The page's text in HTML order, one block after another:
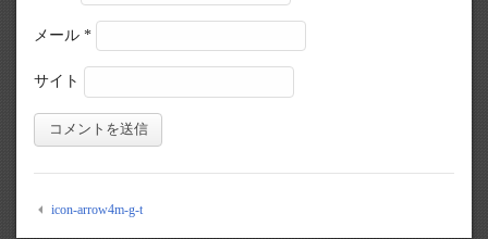
メール *
サイト
icon-arrow4m-g-t